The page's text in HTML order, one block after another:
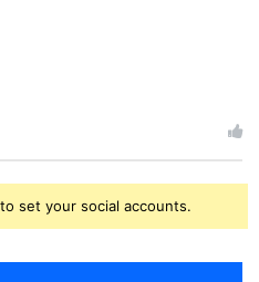
set your social accounts.